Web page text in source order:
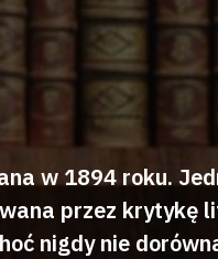
w 1894 roku.
przez krytykę
nigdy nie